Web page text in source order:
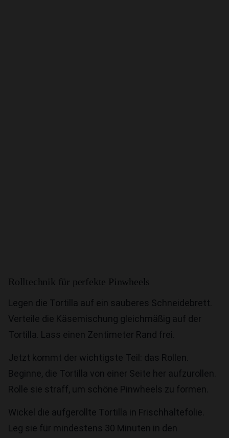
Rolltechnik für perfekte Pinwheels
Legen die Tortilla auf ein sauberes Schneidebrett.
Verteile die Käsemischung gleichmäßig auf der
Tortilla. Lass einen Zentimeter Rand frei.
Jetzt kommt der wichtigste Teil: das Rollen.
Beginne, die Tortilla von einer Seite her aufzurollen.
Rolle sie straff, um schöne Pinwheels zu formen.
Wickel die aufgerollte Tortilla in Frischhaltefolie.
Leg sie für mindestens 30 Minuten in den